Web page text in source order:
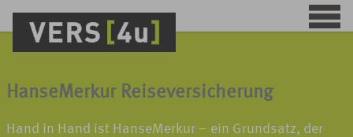
HanseMerkur Reiseversicherung
Hand in Hand ist HanseMerkur – ein Grundsatz, der